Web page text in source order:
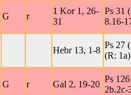
G r
1 Kor 1, 26-
31
Ps 31
8.16-
Hebr 13, 1-8
Ps 27
(R: 1a)
G r Gal 2, 19-20
Ps
2b.2c-